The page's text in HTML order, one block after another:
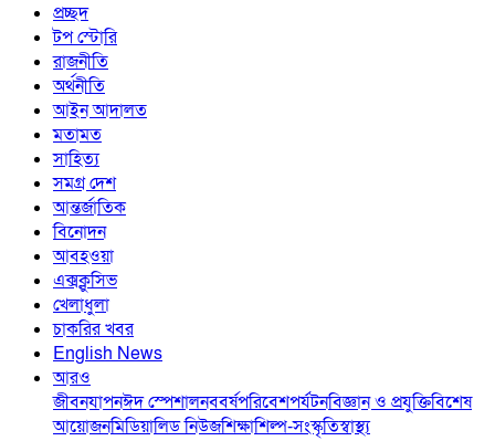
প্রচ্ছদ
টপ স্টোরি
রাজনীতি
অর্থনীতি
আইন আদালত
মতামত
সাহিত্য
সমগ্র দেশ
আন্তর্জাতিক
বিনোদন
আবহওয়া
এক্সক্লুসিভ
খেলাধুলা
চাকরির খবর
English News
আরও
জীবনযাপনঈদ স্পেশালনববর্ষপরিবেশপর্যটনবিজ্ঞান ও প্রযুক্তিবিশেষ
আয়োজনমিডিয়ালিড নিউজশিক্ষাশিল্প-সংস্কৃতিস্বাস্থ্য